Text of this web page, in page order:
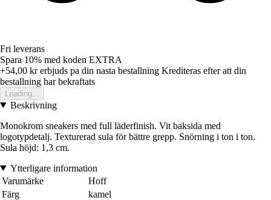
Fri leverans
Spara 10% med koden EXTRA
+54,00 krerbjuds pa din nasta bestallning Krediteras efter att din
bestallning har bekraftats
Loading...
Beskrivning
Monokrom sneakers med full läderfinish. Vit baksida med
logotypdetalj. Texturerad sula för bättre grepp. Snörning i ton i ton.
Sula höjd: 1,3 cm.
Ytterligare information
Varumärke
Hoff
Färg
kamel